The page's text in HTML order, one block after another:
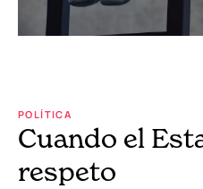
POLÍTICA
Cuando el
respeto